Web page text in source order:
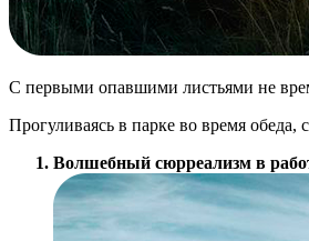
С первыми опавшими листьями не
Прогуливаясь в парке во время
Волшебный сюрреализм в